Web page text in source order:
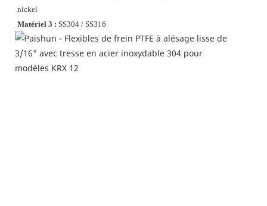
nickel
Matériel 3 : SS304 / SS316